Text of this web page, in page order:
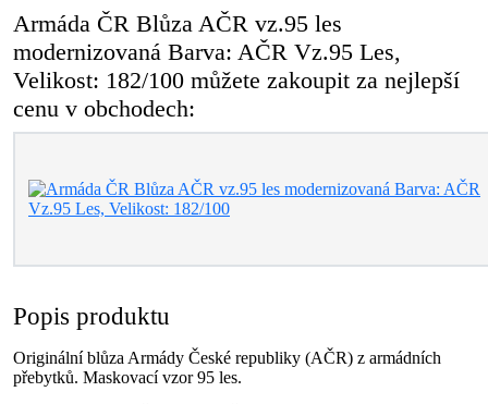
Armáda ČR Blůza AČR vz.95 les
modernizovaná Barva: AČR Vz.95 Les,
Velikost: 182/100 můžete zakoupit za nejlepší
cenu v obchodech:
Popis produktu
Originální blůza Armády České republiky (AČR) z armádních
přebytků. Maskovací vzor 95 les.